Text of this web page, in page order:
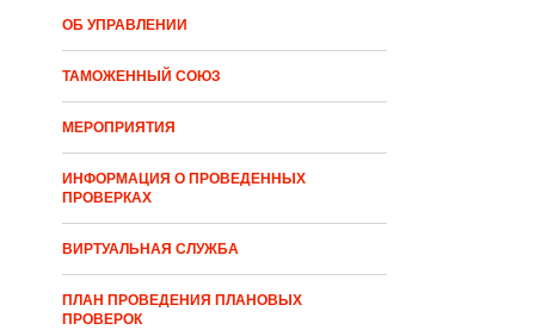
ОБ УПРАВЛЕНИИ
ТАМОЖЕННЫЙ СОЮЗ
МЕРОПРИЯТИЯ
ИНФОРМАЦИЯ О ПРОВЕДЕННЫХ
ПРОВЕРКАХ
ВИРТУАЛЬНАЯ СЛУЖБА
ПЛАН ПРОВЕДЕНИЯ ПЛАНОВЫХ
ПРОВЕРОК